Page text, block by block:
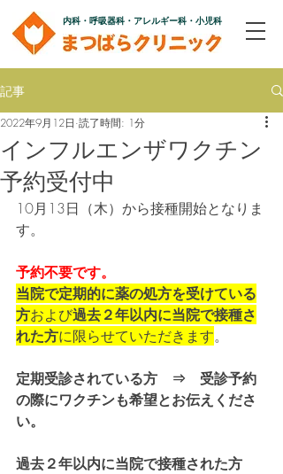
内科・呼吸器科・アレルギー科・小児科
記事
インフルエンザワクチン
予約受付中
2022年9月12日 読了時間: 1分
10月13日（木）から接種開始となりま
す。
予約不要です。
当院で定期的に薬の処方を受けている
方および過去２年以内に当院で接種さ
れた方に限らせていただきます。
定期受診されている方　⇒　受診予約
の際にワクチンも希望とお伝えくださ
い。
過去２年以内に当院で接種された方